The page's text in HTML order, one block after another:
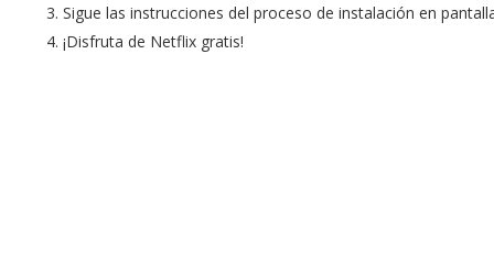
Sigue las instrucciones del proceso de instalación en
¡Disfruta de Netflix gratis!